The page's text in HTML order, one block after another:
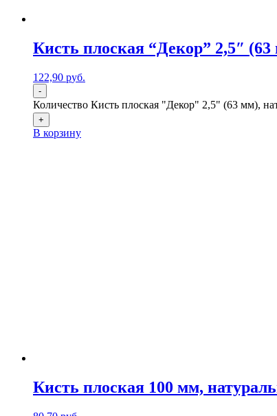
Кисть плоская “Декор” 2,5″
122,90 руб.
-
Количество Кисть плоская "Декор" 2,5" (63 мм),
+
В корзину
Кисть плоская 100 мм,